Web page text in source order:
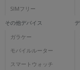
SIMフリー
その他デバイス
ガラケー
モバイルルーター
スマートウォッチ